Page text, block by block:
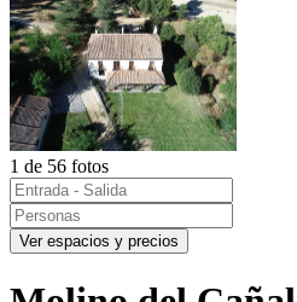
1 de 56 fotos
Ver espacios y precios